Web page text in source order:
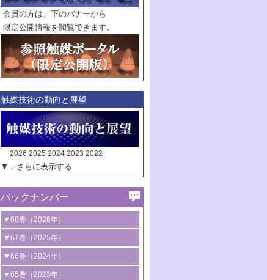
会員の方は、下のバナーから
限定公開情報を閲覧できます。
触媒技術の動向と展望
2026 2025 2024 2023 2022
▼…さらに表示する
バックナンバー
▼68巻（2026年）
1号 過酸化水素合成に関する研究動向
2号 コンピューター技術により加速する
触媒開発
▼67巻（2025年）
1号 CO
水素化によるグリーン燃料/グリ
ーンケミカル製造
▼66巻（2024年）
1号 低次元ナノ構造を有する触媒材料
▼65巻（2023年）